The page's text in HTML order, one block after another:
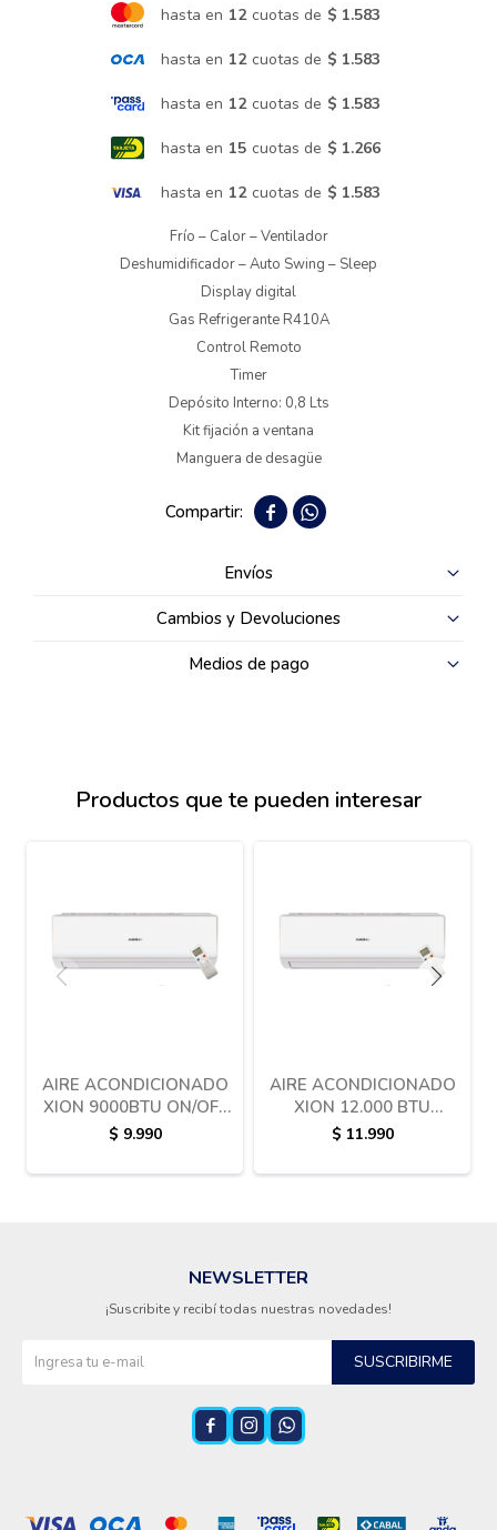
hasta en 12 cuotas de $ 1.583
hasta en 12 cuotas de $ 1.583
hasta en 12 cuotas de $ 1.583
hasta en 15 cuotas de $ 1.266
hasta en 12 cuotas de $ 1.583
Frío – Calor – Ventilador
Deshumidificador – Auto Swing – Sleep
Display digital
Gas Refrigerante R410A
Control Remoto
Timer
Depósito Interno: 0,8 Lts
Kit fijación a ventana
Manguera de desagüe
 
Envíos
Cambios y Devoluciones
Medios de pago
Productos que te pueden interesar
AIRE ACONDICIONADO
XION 9000BTU ON/OFF
XI-AAS9000
$ 9.990
AIRE ACONDICIONADO
XION 12.000 BTU
ON/OFF
$ 11.990
NEWSLETTER
¡Suscribite y recibí todas nuestras novedades!
SUSCRIBIRME
  
Bicicletas y más